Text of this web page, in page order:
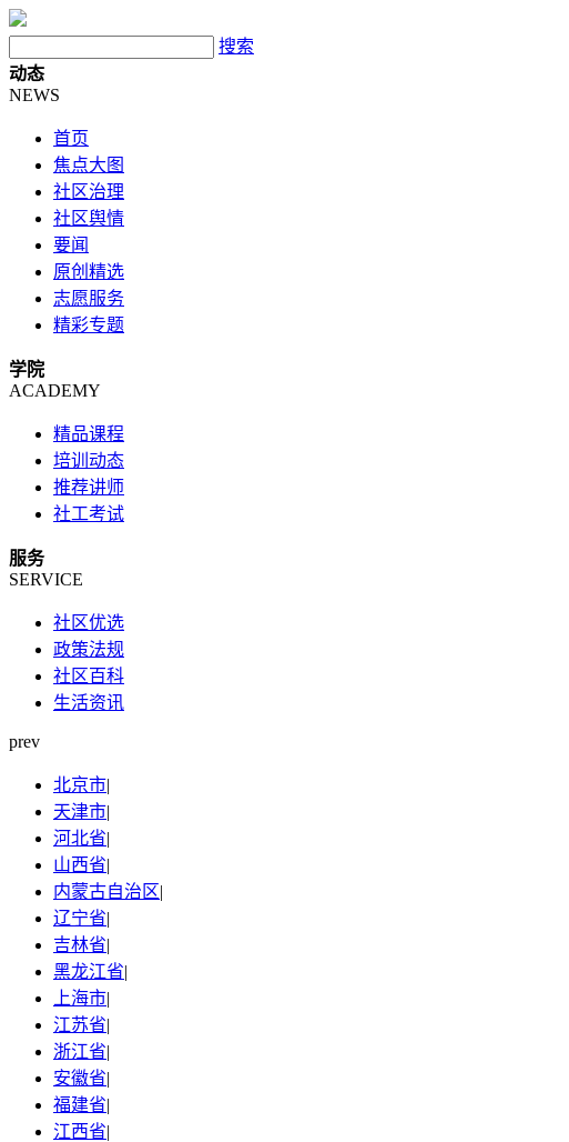
搜索
动态
NEWS
首页
焦点大图
社区治理
社区舆情
要闻
原创精选
志愿服务
精彩专题
学院
ACADEMY
精品课程
培训动态
推荐讲师
社工考试
服务
SERVICE
社区优选
政策法规
社区百科
生活资讯
prev
北京市|
天津市|
河北省|
山西省|
内蒙古自治区|
辽宁省|
吉林省|
黑龙江省|
上海市|
江苏省|
浙江省|
安徽省|
福建省|
江西省|